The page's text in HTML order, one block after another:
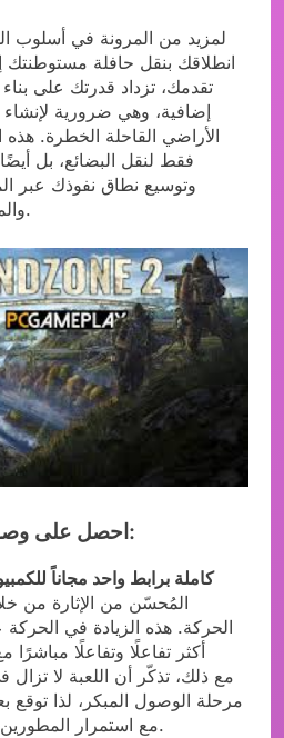
لمزيد من المرونة في أسلوب
انطلاقك بنقل حافلة
تقدمك، تزداد قدرتك على بناء
إضافية، وهي ضرورية
الأراضي القاحلة الخطرة.
فقط لنقل البضائع، بل
وتوسيع نطاق نفوذك عبر
والمليئة بالتحديات في اللعبة.
احصل على وصول مبكر للعبة واقعية:
كاملة برابط واحد مجاناً
المُحسّن من الإثارة من
الحركة. هذه الزيادة في الحركة
أكثر تفاعلًا وتفاعلًا
مرحلة الوصول المبكر، لذا توقع
مع استمرار المطورين في تحسين تجربة اللعب.